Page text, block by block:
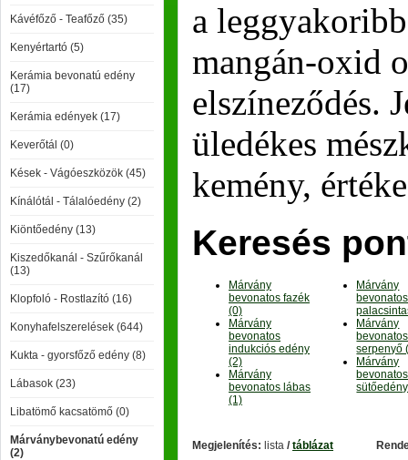
Kávéfőző - Teafőző (35)
Kenyértartó (5)
Kerámia bevonatú edény
(17)
Kerámia edények (17)
Keverőtál (0)
Kések - Vágóeszközök (45)
Kínálótál - Tálalóedény (2)
Kiöntőedény (13)
Kiszedőkanál - Szűrőkanál
(13)
Klopfoló - Rostlazító (16)
Konyhafelszerelések (644)
Kukta - gyorsfőző edény (8)
Lábasok (23)
Libatömő kacsatömő (0)
Márványbevonatú edény
(2)
a
mangán-oxid
elszíneződés.
üledékes
kemény,
Keresés
Márvány
bevonatos fazék
(0)
Márvány
bevonatos
indukciós edény
(2)
Márvány
bevonatos lábas
(1)
Márvány
bevonatos
Márvány
bevonatos
serpenyő
Márvány
bevonatos
Megjelenítés: lista / táblázat